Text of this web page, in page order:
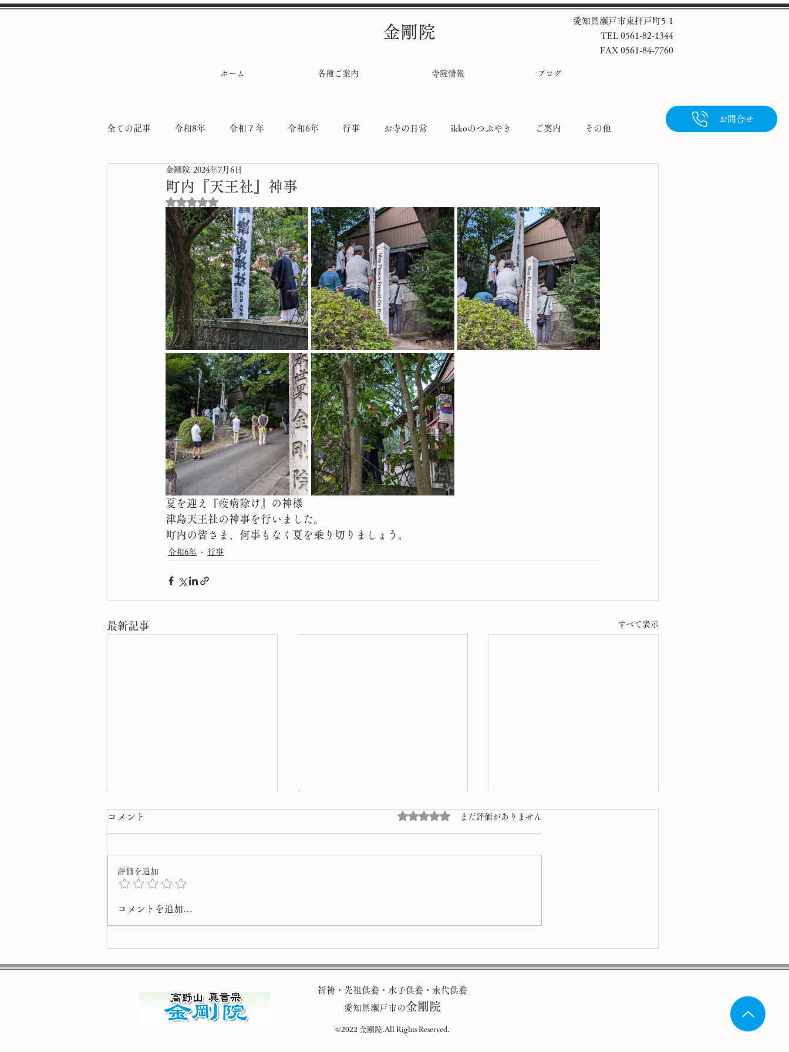
お問合せ
金剛院
愛知県瀬戸市東拝戸町5-1
TEL 0561-82-1344
FAX 0561-84-7760
ホーム 各種ご案内 寺院情報 ブログ
全ての記事 令和8年 令和７年 令和6年 行事 お寺の日常 ikkoのつぶやき ご案内 その他
令和4年 納骨堂工事
町内『天王社』神事
金剛院 2024年7月6日
5つ星のうちNaNと評価されています。
夏を迎え『疫病除け』の神様
津島天王社の神事を行いました。
町内の皆さま、何事もなく夏を乗り切りましょう。
令和6年 行事
最新記事 すべて表示
令和8年 弘法大師 ご正当
コメント 5つ星のうち0と評価されています。
まだ評価がありません
評価を追加
コメントを追加…
祈祷・先祖供養・水子供養・永代供養
愛知県瀬戸市の金剛院
©2022 金剛院.All Rights Reserved.